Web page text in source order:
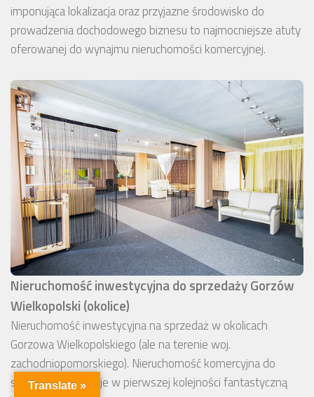
imponująca lokalizacja oraz przyjazne środowisko do
prowadzenia dochodowego biznesu to najmocniejsze atuty
oferowanej do wynajmu nieruchomości komercyjnej.
Nieruchomość inwestycyjna do sprzedaży Gorzów
Wielkopolski (okolice)
Nieruchomość inwestycyjna na sprzedaż w okolicach
Gorzowa Wielkopolskiego (ale na terenie woj.
zachodniopomorskiego). Nieruchomość komercyjna do
sprzedaży imponuje w pierwszej kolejności fantastyczną
Translate »